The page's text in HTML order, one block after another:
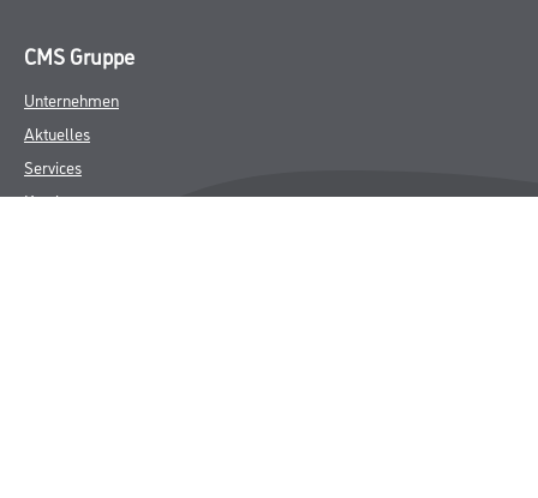
CMS Gruppe
Unternehmen
Aktuelles
Services
Karriere